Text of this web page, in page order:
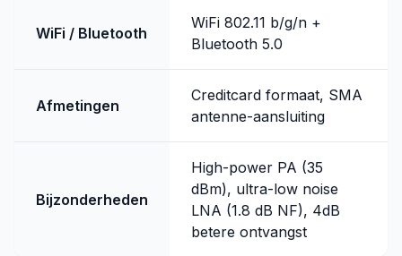
WiFi / Bluetooth
WiFi 802.11 b/g/n +
Bluetooth 5.0
Afmetingen
Creditcard formaat, SMA
antenne-aansluiting
Bijzonderheden
High-power PA (35
dBm), ultra-low noise
LNA (1.8 dB NF), 4dB
betere ontvangst